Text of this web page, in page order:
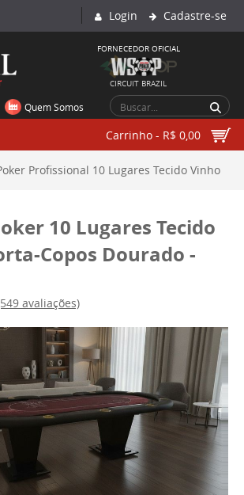
FORNECEDOR OFICIAL
CIRCUIT BRAZIL
Login Cadastre-se
Carrinho - R$ 0,00
Quem Somos
Profissional 10 Lugares Tecido Vinho
Copos Dourado - Pro39
10 Lugares Tecido
Copos Dourado -
avaliações)